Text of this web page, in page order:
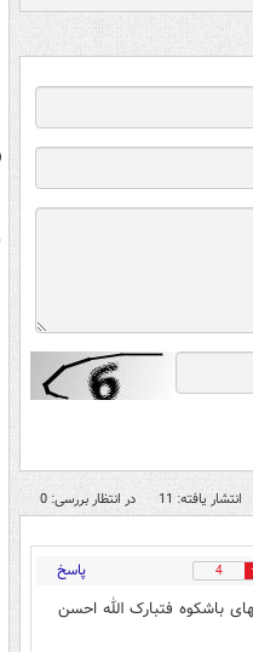
انتشار یافته: 11 در انتظار بررسی: 0
4 پاسخ
باشکوه فتبارک الله احسن